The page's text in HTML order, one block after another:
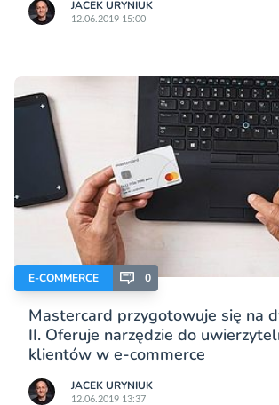
JACEK URYNIUK
12.06.2019 15:00
E-COMMERCE 0
Mastercard przygotowuje się na
II. Oferuje narzędzie do
klientów w e-commerce
JACEK URYNIUK
12.06.2019 13:37